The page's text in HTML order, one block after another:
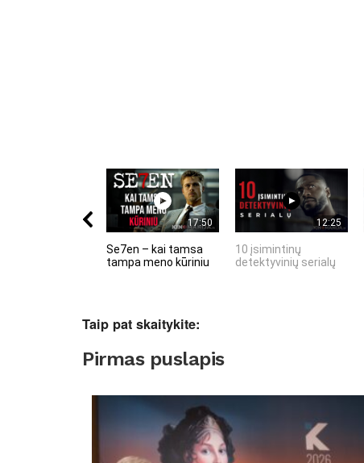
17:50
Se7en – kai tamsa
tampa meno kūriniu
12:25
10 įsimintinų
detektyvinių serialų
Taip pat skaitykite:
Pirmas puslapis